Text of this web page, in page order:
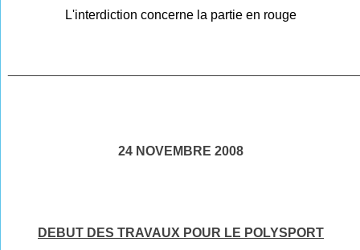
L'interdiction concerne la partie en rouge
24 NOVEMBRE 2008
DEBUT DES TRAVAUX POUR LE POLYSPORT